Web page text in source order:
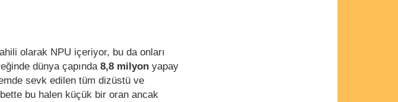
olarak NPU içeriyor, bu da onları
dünya çapında8,8 milyon yapay
sevk edilen tüm dizüstü ve
bu halen küçük bir oran ancak